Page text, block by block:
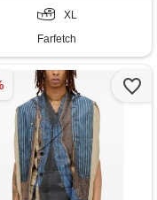
XL
Farfetch